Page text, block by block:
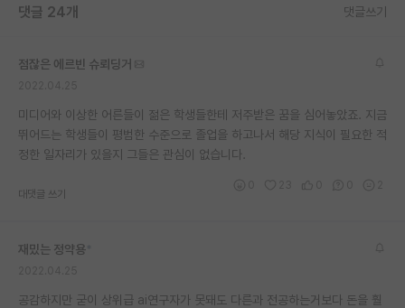
댓글 24개 댓글쓰기
점잖은 에르빈 슈뢰딩거
미디어와 이상한 어른들이 젊은 학생들한테 저주받은 꿈을 심어놓았죠. 지금
뛰어드는 학생들이 평범한 수준으로 졸업을 하고나서 해당 지식이 필요한 적
정한 일자리가 있을지 그들은 관심이 없습니다.
대댓글 쓰기
재밌는 정약용
공감하지만 굳이 상위급 ai연구자가 못돼도 다른과 전공하는거보다 돈을 훨